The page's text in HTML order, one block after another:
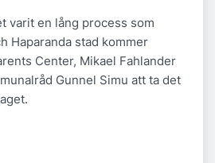
varit en lång process som
Haparanda stad kommer
Center, Mikael Fahlander
Gunnel Simu att ta det